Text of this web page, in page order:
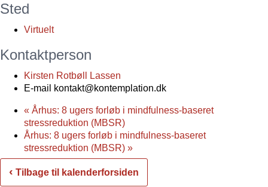
Sted
Virtuelt
Kontaktperson
Kirsten Rotbøll Lassen
E-mail
kontakt@kontemplation.dk
« Århus: 8 ugers forløb i mindfulness-baseret
stressreduktion (MBSR)
Århus: 8 ugers forløb i mindfulness-baseret
stressreduktion (MBSR) »
‹ Tilbage til kalenderforsiden